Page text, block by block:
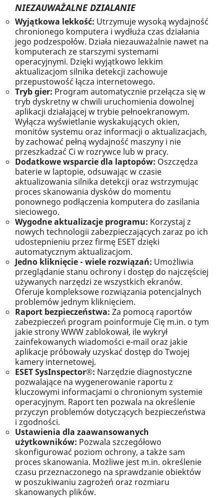
NIEZAUWAŻALNE DZIALANIE
Wyjątkowa lekkość: Utrzymuje wysoką wydajność
chronionego komputera i wydłuża czas działania
jego podzespołów. Działa niezauważalnie nawet na
komputerach ze starszymi systemami
operacyjnymi. Dzięki wyjątkowo lekkim
aktualizacjom silnika detekcji zachowuje
przepustowość łącza internetowego.
Tryb gier: Program automatycznie przełącza się w
tryb dyskretny w chwili uruchomienia dowolnej
aplikacji działającej w trybie pełnoekranowym.
Wyłącza wyświetlanie wyskakujących okien,
monitów systemu oraz informacji o aktualizacjach,
by zachować pełną wydajność maszyny i nie
przeszkadzać Ci w rozrywce lub w pracy.
Dodatkowe wsparcie dla laptopów: Oszczędza
baterie w laptopie, odsuwając w czasie
aktualizowania silnika detekcji oraz wstrzymując
proces skanowania dysków do momentu
ponownego podłączenia komputera do zasilania
sieciowego.
Wygodne aktualizacje programu: Korzystaj z
nowych technologii zabezpieczających zaraz po ich
udostepnieniu przez firmę ESET dzięki
automatycznym aktualizacjom.
Jedno kliknięcie - wiele rozwiązań: Umożliwia
przeglądanie stanu ochrony i dostęp do najczęściej
używanych narzędzi ze wszystkich ekranów.
Oferuje kompleksowe rozwiązania potencjalnych
problemów jednym kliknięciem.
Raport bezpieczeństwa: Za pomocą raportów
zabezpieczeń program poinformuje Cię m.in. o tym
jakie strony WWW zablokował, ile wykrył
zainfekowanych wiadomości e-mail oraz jakie
aplikacje próbowały uzyskać dostęp do Twojej
kamery internetowej.
ESET SysInspector®: Narzędzie diagnostyczne
pozwalające na wygenerowanie raportu z
kluczowymi informacjami o chronionym systemie
operacyjnym. Raport ten pozwala na określenie
przyczyn problemów dotyczących bezpieczeństwa
i zgodności.
Ustawienia dla zaawansowanych
użytkowników: Pozwala szczegółowo
skonfigurować poziom ochrony, a także sam
proces skanowania. Możliwe jest m.in. określenie
czasu przeznaczonego na sprawdzanie obiektów
w poszukiwaniu zagrożeń oraz rozmiaru
skanowanych plików.